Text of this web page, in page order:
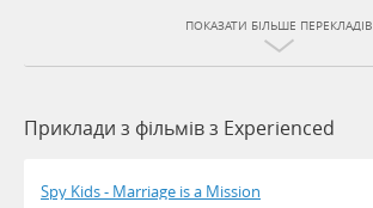
ПОКАЗАТИ БІЛЬШЕ ПЕРЕКЛАДІВ
Приклади з фільмів з Experienced
Spy Kids - Marriage is a Mission